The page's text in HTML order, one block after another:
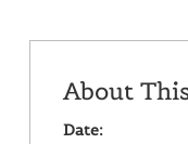
About
Date: